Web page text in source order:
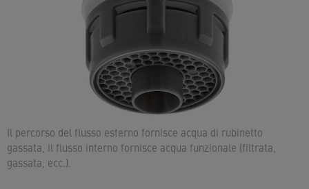
Il percorso del flusso esterno fornisce acqua di rubinetto
gassata, il flusso interno fornisce acqua funzionale (filtrata,
gassata, ecc.).